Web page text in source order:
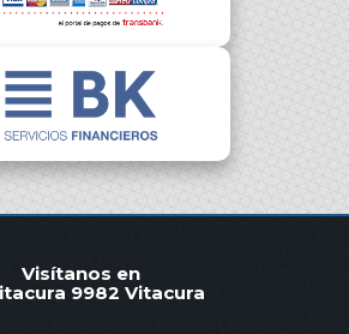
Visítanos en
9982 Vitacura